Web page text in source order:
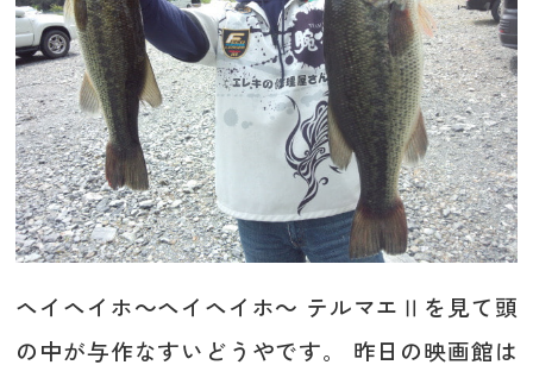
ヘイヘイホ～ヘイヘイホ～ テルマエⅡを見て頭
の中が与作なすいどうやです。 昨日の映画館は